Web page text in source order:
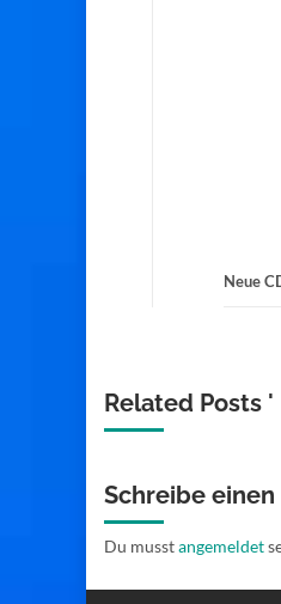
Neue
Related Posts '
Schreibe
Du musstangemeldet